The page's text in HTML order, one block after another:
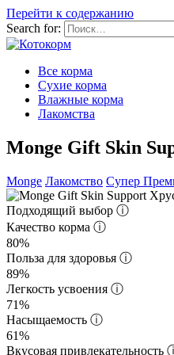
Перейти к содержанию
Search for:
Все корма
Сухие корма
Влажные корма
Лакомства
Monge Gift Skin
Monge Лакомство Супер
Подходящий выбор ⓘ
Качество корма ⓘ
80%
Польза для здоровья ⓘ
89%
Легкость усвоения ⓘ
71%
Насыщаемость ⓘ
61%
Вкусовая привлекательность